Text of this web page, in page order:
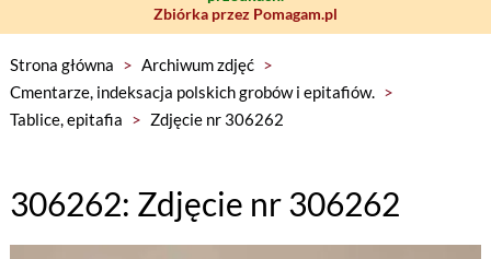
Zbiórka przez Pomagam.pl
Strona główna > Archiwum zdjęć >
Cmentarze, indeksacja polskich grobów i epitafiów. >
Tablice, epitafia > Zdjęcie nr 306262
306262: Zdjęcie nr 306262